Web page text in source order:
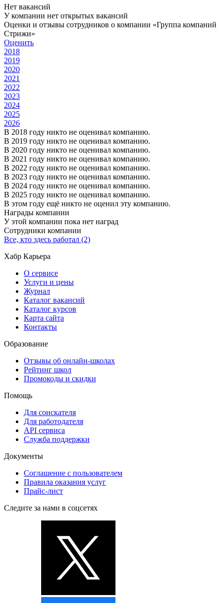
Нет вакансий
У компании нет открытых вакансий
Оценки и отзывы сотрудников о компании «Группа компаний
Стрижи»
Оценить
2018
2019
2020
2021
2022
2023
2024
2025
2026
В 2018 году никто не оценивал компанию.
В 2019 году никто не оценивал компанию.
В 2020 году никто не оценивал компанию.
В 2021 году никто не оценивал компанию.
В 2022 году никто не оценивал компанию.
В 2023 году никто не оценивал компанию.
В 2024 году никто не оценивал компанию.
В 2025 году никто не оценивал компанию.
В этом году ещё никто не оценил эту компанию.
Награды компании
У этой компании пока нет наград
Сотрудники компании
Все, кто здесь работал (2)
Хабр Карьера
О сервисе
Услуги и цены
Журнал
Каталог вакансий
Каталог курсов
Карта сайта
Контакты
Образование
Отзывы об онлайн-школах
Рейтинг школ
Промокоды и скидки
Помощь
Для соискателя
Для работодателя
API сервиса
Служба поддержки
Документы
Соглашение с пользователем
Правила оказания услуг
Прайс-лист
Следите за нами в соцсетях